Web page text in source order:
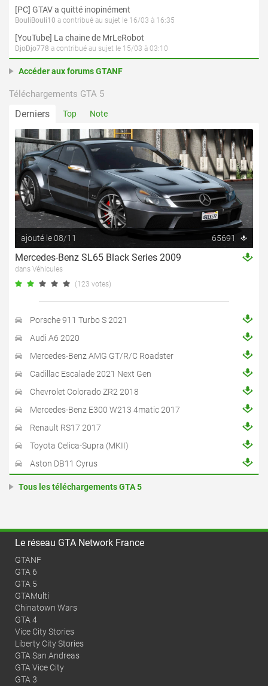
[PC] GTAV a quitté inopinément
BouliBouli10 a contribué au sujet le 16/03 à 16:35
[YouTube] La chaine de MrLeRobot
DjoDjo778 a contribué au sujet le 15/03 à 03:10
Accéder aux forums GTANF
Téléchargements GTA 5
Derniers Top Note
ajouté le 08/11 65691
Mercedes-Benz SL65 Black Series 2009
dans Véhicules
(123 votes)
Porsche 911 Turbo S 2021
Audi A6 2020
Mercedes-Benz AMG GT/R/C Roadster
Cadillac Escalade 2021 Next Gen
Chevrolet Colorado ZR2 2018
Mercedes-Benz E300 W213 4matic 2017
Renault RS17 2017
Toyota Celica-Supra (MKII)
Aston DB11 Cyrus
Tous les téléchargements GTA 5
Le réseau GTA Network France
GTANF
GTA 6
GTA 5
GTAMulti
Chinatown Wars
GTA 4
Vice City Stories
Liberty City Stories
GTA San Andreas
GTA Vice City
GTA 3